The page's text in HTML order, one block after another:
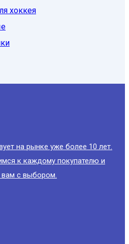
хоккея
на рынке уже более 10 лет.
к каждому покупателю и
с выбором.